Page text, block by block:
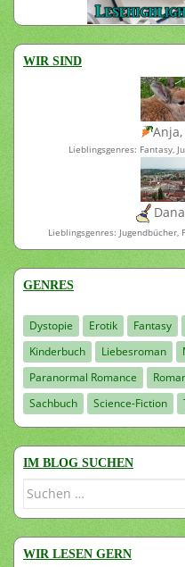
WIR SIND
Anja,
Lieblingsgenres: Fantasy,
Lieblingsgenres: Jugendbücher,
GENRES
Dystopie Erotik Fantasy
Kinderbuch
Liebesroman
Paranormal Romance
Sachbuch
Science-Fiction
IM BLOG SUCHEN
Suchen
WIR LESEN GERN